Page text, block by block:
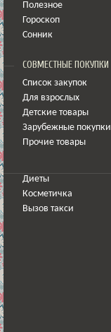
Полезное
Гороскоп
Сонник
СОВМЕСТНЫЕ ПОКУПКИ
Список закупок
Для взрослых
Детские товары
Зарубежные покупки
Прочие товары
Диеты
Косметичка
Вызов такси